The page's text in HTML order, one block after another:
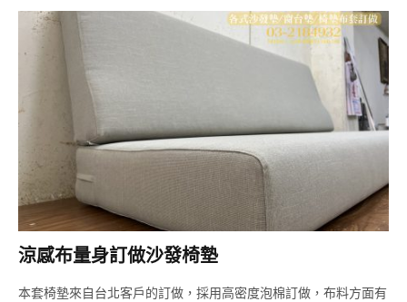
涼感布量身訂做沙發椅墊
本套椅墊來自台北客戶的訂做，採用高密度泡棉訂做，布料方面有